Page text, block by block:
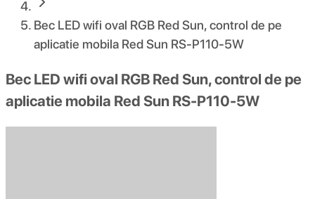
Bec LED wifi oval RGB Red Sun, control de pe
aplicatie mobila Red Sun RS-P110-5W
Bec LED wifi oval RGB Red Sun, control de pe
aplicatie mobila Red Sun RS-P110-5W